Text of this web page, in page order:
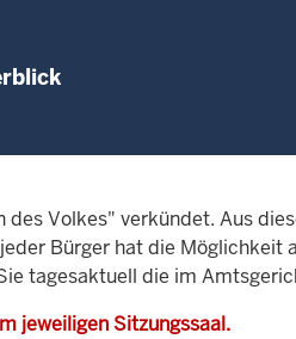
Volkes" verkündet. Aus
Bürger hat die
tagesaktuell die im
jeweiligen Sitzungssaal.